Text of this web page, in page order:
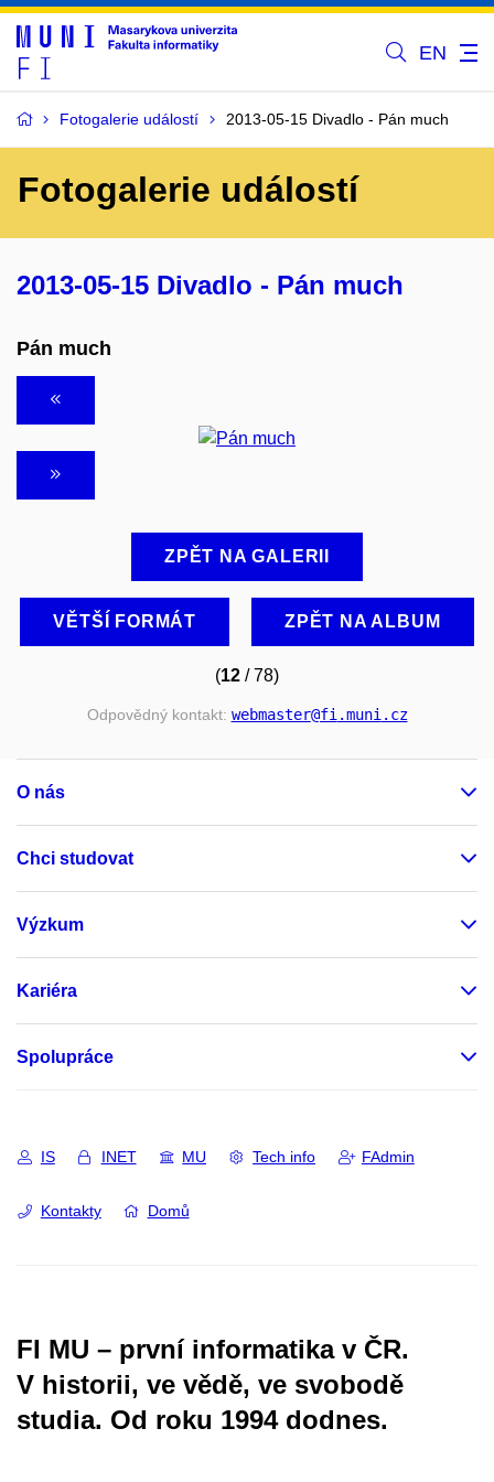
EN
Fotogalerie událostí 2013-05-15 Divadlo - Pán much
Fotogalerie událostí
2013-05-15 Divadlo - Pán much
Pán much
ZPĚT NA GALERII
VĚTŠÍ FORMÁT ZPĚT NA ALBUM
(12 / 78)
Odpovědný kontakt: webmaster@fi.muni.cz
O nás
Chci studovat
Výzkum
Kariéra
Spolupráce
IS INET MU Tech info FAdmin
Kontakty Domů
FI MU – první informatika v ČR.
V historii, ve vědě, ve svobodě
studia. Od roku 1994 dodnes.